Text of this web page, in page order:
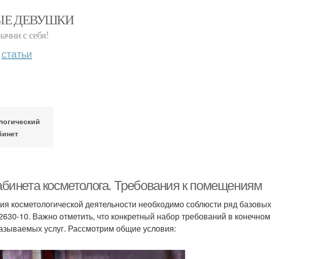
ДЕВУШКИ
с себя!
статьи
косметолога. Требования к помещениям
деятельности необходимо соблюсти ряд базовых
10. Важно отметить, что конкретный набор требований в конечном
услуг. Рассмотрим общие условия: